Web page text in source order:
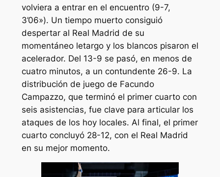
volviera a entrar en el encuentro (9-7,
3’06»). Un tiempo muerto consiguió
despertar al Real Madrid de su
momentáneo letargo y los blancos pisaron el
acelerador. Del 13-9 se pasó, en menos de
cuatro minutos, a un contundente 26-9. La
distribución de juego de Facundo
Campazzo, que terminó el primer cuarto con
seis asistencias, fue clave para articular los
ataques de los hoy locales. Al final, el primer
cuarto concluyó 28-12, con el Real Madrid
en su mejor momento.